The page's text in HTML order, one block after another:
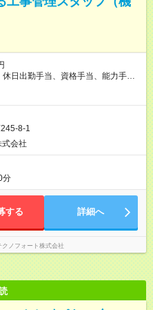
休日出勤手当、資格手当、能力手
会議出席手当、年末年始手当、家
8-1
会社
分
する 詳細へ
クノフォート株式会社